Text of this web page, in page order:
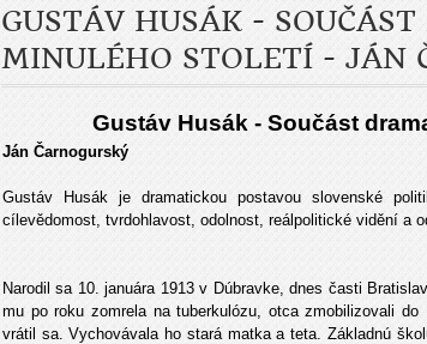
GUSTÁV HUSÁK -
MINULÉHO STOLETÍ - JÁN
Gustáv Husák - Součást
Ján Čarnogurský
Gustáv Husák je dramatickou postavou slovenské
cílevědomost, tvrdohlavost, odolnost, reálpolitické vidění a
Narodil sa 10. januára 1913 v Dúbravke, dnes časti
mu po roku zomrela na tuberkulózu, otca zmobilizovali
vrátil sa. Vychovávala ho stará matka a teta. Základnú